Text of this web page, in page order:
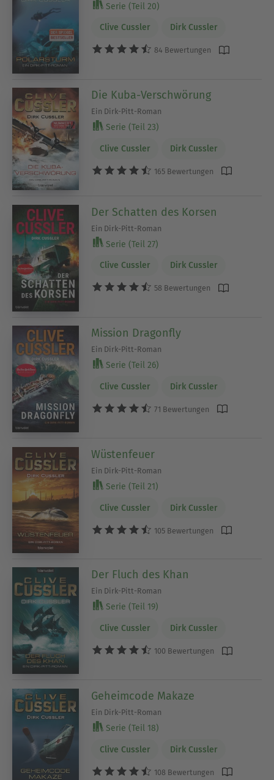
Serie (Teil 20)
Clive Cussler Dirk Cussler
84 Bewertungen
Die Kuba-Verschwörung
Ein Dirk-Pitt-Roman
Serie (Teil 23)
Clive Cussler Dirk Cussler
165 Bewertungen
Der Schatten des Korsen
Ein Dirk-Pitt-Roman
Serie (Teil 27)
Clive Cussler Dirk Cussler
58 Bewertungen
Mission Dragonfly
Ein Dirk-Pitt-Roman
Serie (Teil 26)
Clive Cussler Dirk Cussler
71 Bewertungen
Wüstenfeuer
Ein Dirk-Pitt-Roman
Serie (Teil 21)
Clive Cussler Dirk Cussler
105 Bewertungen
Der Fluch des Khan
Ein Dirk-Pitt-Roman
Serie (Teil 19)
Clive Cussler Dirk Cussler
100 Bewertungen
Geheimcode Makaze
Ein Dirk-Pitt-Roman
Serie (Teil 18)
Clive Cussler Dirk Cussler
108 Bewertungen